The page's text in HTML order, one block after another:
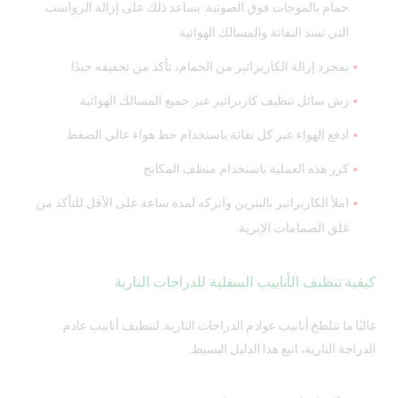
حمام بالموجات فوق الصوتية. يساعد ذلك على إزالة الرواسب
التي تسد النفاثة والمسالك الهوائية
بمجرد إزالة الكاربراتير من الحمام، تأكد من تجفيفه جيدًا
رش سائل تنظيف كاربراتير عبر جميع المسالك الهوائية
ادفع الهواء عبر كل نفاثة باستخدام خط هواء عالي الضغط
كرر هذه العملية باستخدام منظف المكابح
املأ الكاربراتير بالبنزين واتركه لمدة ساعة على الأقل للتأكد من
غلق الصمامات الإبرية.
كيفية تنظيف الأنابيب السفلية للدراجات النارية
غالبًا ما تتلطخ أنابيب عوادم الدراجات النارية. لتنظيف أنابيب عادم
الدراجة النارية، اتبع هذا الدليل البسيط.